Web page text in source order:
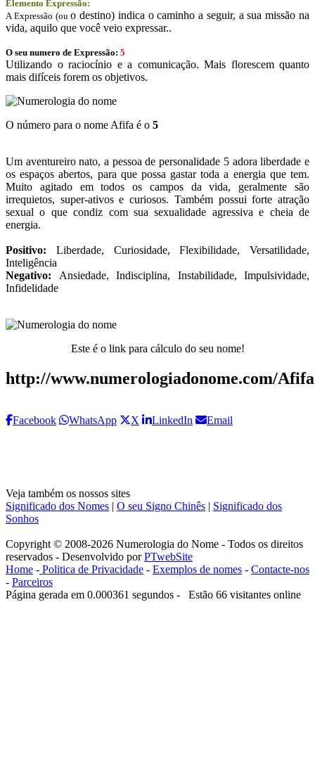
Elemento Expressão:
A Expressão (ouo destino) indica o caminho a seguir, a sua missão na
vida, aquilo que você veio expressar..
O seu numero de Expressão: 5
Utilizando o raciocínio e a comunicação. Mais florescem quanto
mais difíceis forem os objetivos.
O número para o nome Afifa é o 5
Um aventureiro nato, a pessoa de personalidade 5 adora liberdade e
os espaços abertos, para que possa gastar toda a energia que tem.
Muito agitado em todos os campos da vida, geralmente são
irrequietos, super-ativos e curiosos. Também possui forte atração
sexual o que condiz com sua sexualidade agressiva e cheia de
energia.
Positivo: Liberdade, Curiosidade, Flexibilidade, Versatilidade,
Inteligência
Negativo: Ansiedade, Indisciplina, Instabilidade, Impulsividade,
Infidelidade
Este é o link para cálculo do seu nome!
http://www.numerologiadonome.com/
Facebook WhatsApp X LinkedIn Email
Veja também os nossos sites
Significado dos Nomes
O seu Signo Chinês
Significado dos
Sonhos
Copyright © 2008-2026 Numerologia do Nome - Todos os direitos
reservados - Desenvolvido porPTwebSite
Home - Politica de Privacidade - Exemplos de nomes - Contacte-nos
- Parceiros
Página gerada em 0.000361 segundos - Estão 66 visitantes online